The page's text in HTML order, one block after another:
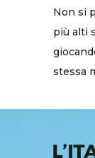
Non si
più alti
stessa